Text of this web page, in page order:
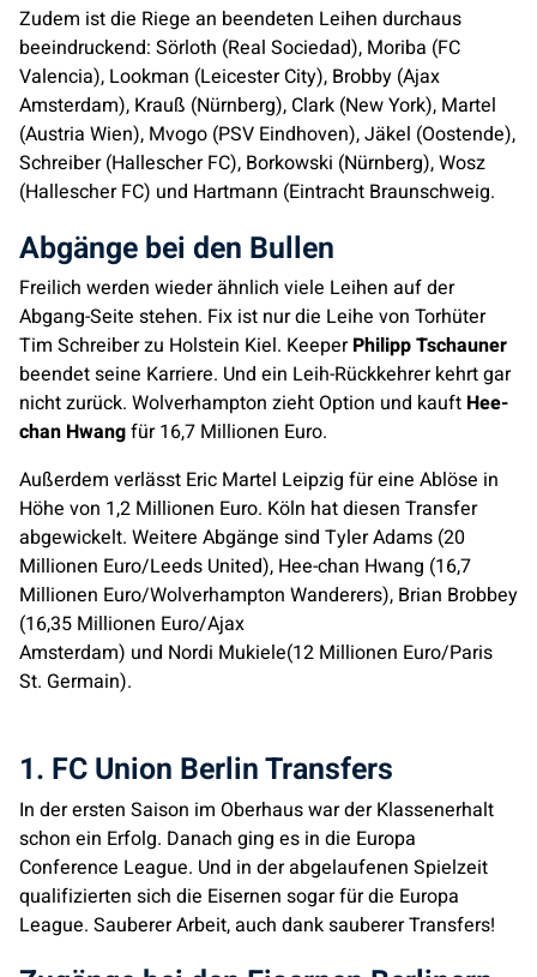
Zudem ist die Riege an beendeten Leihen durchaus
beeindruckend: Sörloth (Real Sociedad), Moriba (FC
Valencia), Lookman (Leicester City), Brobby (Ajax
Amsterdam), Krauß (Nürnberg), Clark (New York), Martel
(Austria Wien), Mvogo (PSV Eindhoven), Jäkel (Oostende),
Schreiber (Hallescher FC), Borkowski (Nürnberg), Wosz
(Hallescher FC) und Hartmann (Eintracht Braunschweig.
Abgänge bei den Bullen
Freilich werden wieder ähnlich viele Leihen auf der
Abgang-Seite stehen. Fix ist nur die Leihe von Torhüter
Tim Schreiber zu Holstein Kiel. KeeperPhilipp Tschauner
beendet seine Karriere. Und ein Leih-Rückkehrer kehrt gar
nicht zurück. Wolverhampton zieht Option und kauft Hee-
chan Hwangfür 16,7 Millionen Euro.
Außerdem verlässt Eric Martel Leipzig für eine Ablöse in
Höhe von 1,2 Millionen Euro. Köln hat diesen Transfer
abgewickelt. Weitere Abgänge sind Tyler Adams (20
Millionen Euro/Leeds United), Hee-chan Hwang (16,7
Millionen Euro/Wolverhampton Wanderers), Brian Brobbey
(16,35 Millionen Euro/Ajax
Amsterdam) und Nordi Mukiele(12 Millionen Euro/Paris
St. Germain).
1. FC Union Berlin Transfers
In der ersten Saison im Oberhaus war der Klassenerhalt
schon ein Erfolg. Danach ging es in die Europa
Conference League. Und in der abgelaufenen Spielzeit
qualifizierten sich die Eisernen sogar für die Europa
League. Sauberer Arbeit, auch dank sauberer Transfers!